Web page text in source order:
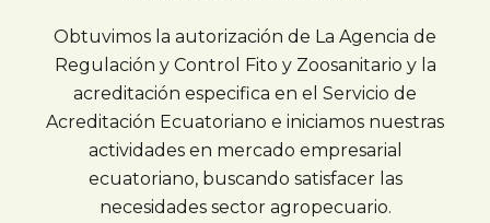
Obtuvimos la autorización de La Agencia de
Regulación y Control Fito y Zoosanitario y la
acreditación especifica en el Servicio de
Acreditación Ecuatoriano e iniciamos nuestras
actividades en mercado empresarial
ecuatoriano, buscando satisfacer las
necesidades sector agropecuario.